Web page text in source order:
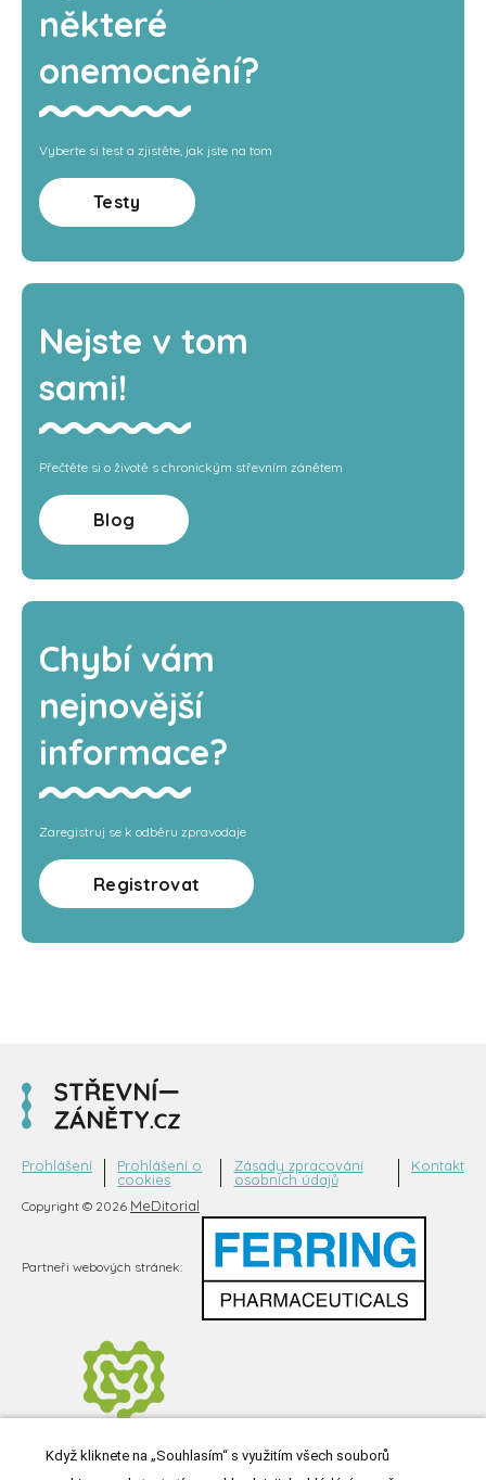
některé
onemocnění?
Vyberte si test a zjistěte, jak jste na tom
Testy
Nejste v tom
sami!
Přečtěte si o životě s chronickým střevním zánětem
Blog
Chybí vám
nejnovější
informace?
Zaregistruj se k odběru zpravodaje
Registrovat
Copyright © 2026 MeDitorial
Prohlášení
Prohlášení o
cookies
Zásady zpracování
osobních údajů
Kontakt
Partneři webových stránek:
Když kliknete na „Souhlasím“ s využitím všech souborů